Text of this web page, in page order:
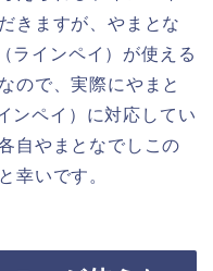
きますが、やまとな
ラインペイ）が使える
ので、実際にやまと
ンペイ）に対応してい
自やまとなでしこの
幸いです。